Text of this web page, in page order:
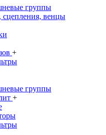
группы
венцы
+
группы
+